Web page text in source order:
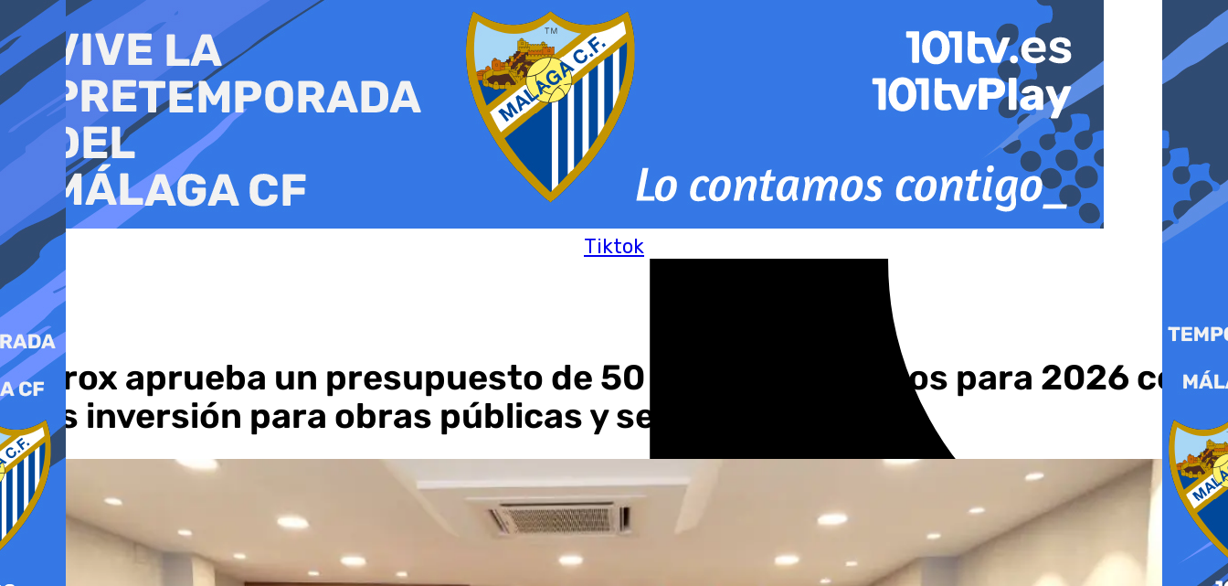
al
contenido
Tiktok
Torrox aprueba un presupuesto de 50 millones de euros para 2026 con
más inversión para obras públicas y servicios sociales